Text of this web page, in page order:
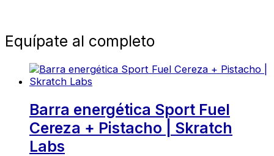
Equípate al completo
Barra energética Sport Fuel
Cereza + Pistacho | Skratch
Labs